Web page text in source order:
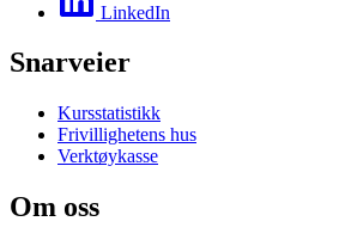
LinkedIn
Snarveier
Kursstatistikk
Frivillighetens hus
Verktøykasse
Om oss